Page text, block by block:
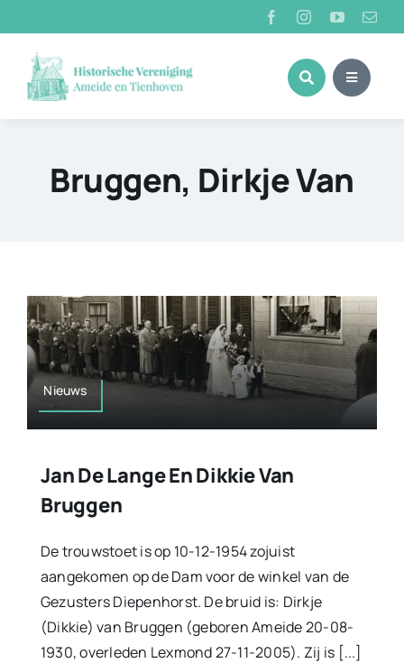
naar
inhoud
Bruggen, Dirkje Van
Nieuws
Jan De Lange En Dikkie Van
Bruggen
De trouwstoet is op 10-12-1954 zojuist
aangekomen op de Dam voor de winkel van de
Gezusters Diepenhorst. De bruid is: Dirkje
(Dikkie) van Bruggen (geboren Ameide 20-08-
1930, overleden Lexmond 27-11-2005). Zij is [...]